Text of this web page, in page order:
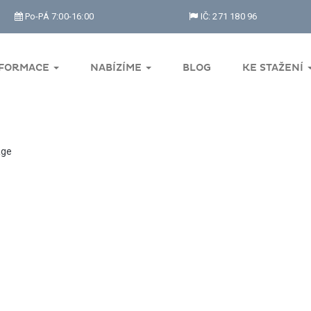
Po-PÁ 7:00-16:00 IČ: 271 180 96
NABÍZÍME BLOG KE STAŽENÍ